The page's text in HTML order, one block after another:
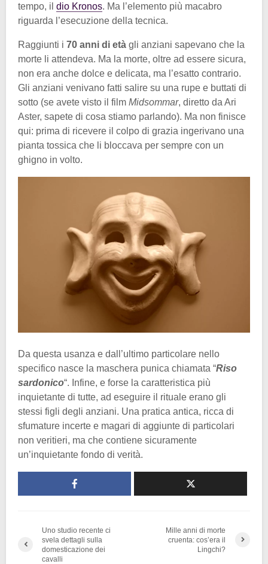
tempo, il dio Kronos. Ma l’elemento più macabro
riguarda l’esecuzione della tecnica.
Raggiunti i 70 anni di età gli anziani sapevano che la
morte li attendeva. Ma la morte, oltre ad essere sicura,
non era anche dolce e delicata, ma l’esatto contrario.
Gli anziani venivano fatti salire su una rupe e buttati di
sotto (se avete visto il film Midsommar, diretto da Ari
Aster, sapete di cosa stiamo parlando). Ma non finisce
qui: prima di ricevere il colpo di grazia ingerivano una
pianta tossica che li bloccava per sempre con un
ghigno in volto.
Da questa usanza e dall’ultimo particolare nello
specifico nasce la maschera punica chiamata “Riso
sardonico“. Infine, e forse la caratteristica più
inquietante di tutte, ad eseguire il rituale erano gli
stessi figli degli anziani. Una pratica antica, ricca di
sfumature incerte e magari di aggiunte di particolari
non veritieri, ma che contiene sicuramente
un’inquietante fondo di verità.
Uno studio recente ci
svela dettagli sulla
domesticazione dei
cavalli
Mille anni di morte
cruenta: cos’era il
Lingchi?